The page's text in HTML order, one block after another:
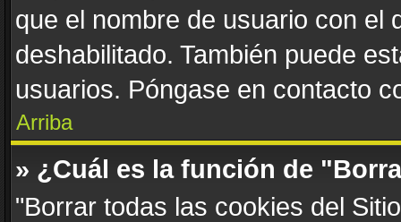
que el nombre de usuario con el
deshabilitado. También puede
usuarios. Póngase en contacto
Arriba
» ¿Cuál es la función de
"Borrar todas las cookies del